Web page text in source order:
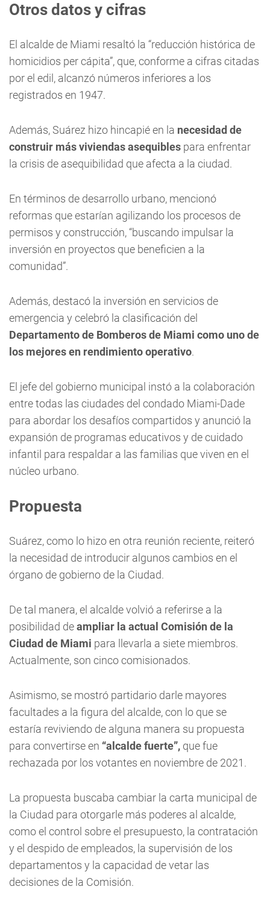
Otros datos y cifras
El alcalde de Miami resaltó la “reducción histórica de
homicidios per cápita”, que, conforme a cifras citadas
por el edil, alcanzó números inferiores a los
registrados en 1947.
Además, Suárez hizo hincapié en la necesidad de
construir más viviendas asequibles para enfrentar
la crisis de asequibilidad que afecta a la ciudad.
En términos de desarrollo urbano, mencionó
reformas que estarían agilizando los procesos de
permisos y construcción, “buscando impulsar la
inversión en proyectos que beneficien a la
comunidad”.
Además, destacó la inversión en servicios de
emergencia y celebró la clasificación del
Departamento de Bomberos de Miami como uno de
los mejores en rendimiento operativo.
El jefe del gobierno municipal instó a la colaboración
entre todas las ciudades del condado Miami-Dade
para abordar los desafíos compartidos y anunció la
expansión de programas educativos y de cuidado
infantil para respaldar a las familias que viven en el
núcleo urbano.
Propuesta
Suárez, como lo hizo en otra reunión reciente, reiteró
la necesidad de introducir algunos cambios en el
órgano de gobierno de la Ciudad.
De tal manera, el alcalde volvió a referirse a la
posibilidad deampliar la actual Comisión de la
Ciudad de Miami para llevarla a siete miembros.
Actualmente, son cinco comisionados.
Asimismo, se mostró partidario darle mayores
facultades a la figura del alcalde, con lo que se
estaría reviviendo de alguna manera su propuesta
para convertirse en “alcalde fuerte”, que fue
rechazada por los votantes en noviembre de 2021.
La propuesta buscaba cambiar la carta municipal de
la Ciudad para otorgarle más poderes al alcalde,
como el control sobre el presupuesto, la contratación
y el despido de empleados, la supervisión de los
departamentos y la capacidad de vetar las
decisiones de la Comisión.